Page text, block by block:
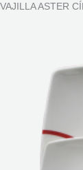
VAJILLA ASTER